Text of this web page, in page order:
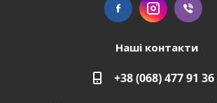
Наші контакти
+38 (068) 477 91 36